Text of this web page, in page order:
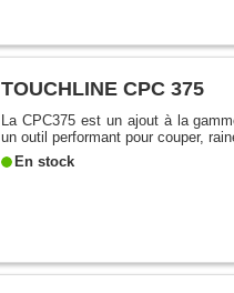
TOUCHLINE CPC 375
La CPC375 est un ajout à la
un outil performant pour couper,
En stock